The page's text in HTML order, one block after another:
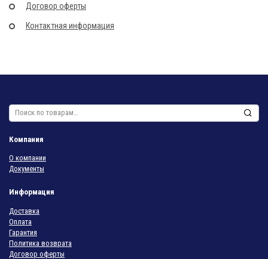
Договор оферты
Контактная информация
Искать:
Компания
О компании
Документы
Информация
Доставка
Оплата
Гарантия
Политика возврата
Договор оферты